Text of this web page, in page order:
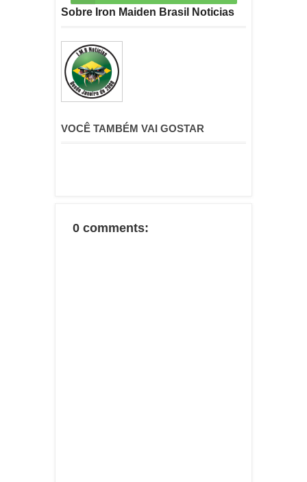
Sobre Iron Maiden Brasil Noticias
VOCÊ TAMBÉM VAI GOSTAR
0 comments: